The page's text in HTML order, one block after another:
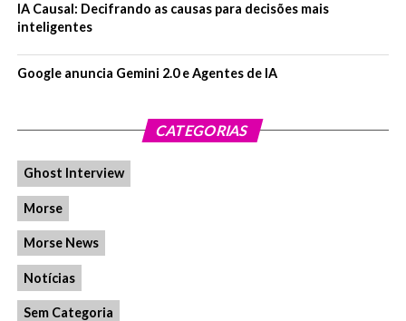
IA Causal: Decifrando as causas para decisões mais
inteligentes
Google anuncia Gemini 2.0 e Agentes de IA
CATEGORIAS
Ghost Interview
Morse
Morse News
Notícias
Sem Categoria